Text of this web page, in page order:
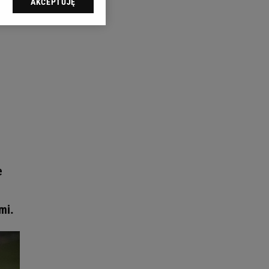
sp. z o.o., jej
swoje preferencje
celów identyfikacji.
reklam i treści,